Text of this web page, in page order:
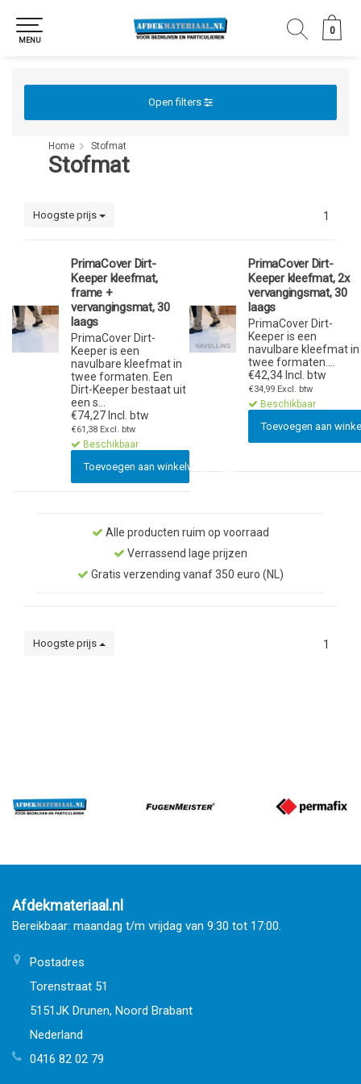
0
0
MENU
Open filters
Home Stofmat
Stofmat
Hoogste prijs 1
PrimaCover Dirt-
Keeper kleefmat,
frame +
vervangingsmat, 30
laags
PrimaCover Dirt-
Keeper is een
navulbare kleefmat in
twee formaten. Een
Dirt-Keeper bestaat uit
een s...
€74,27 Incl. btw
€61,38 Excl. btw
Beschikbaar
Toevoegen aan winkelwagen
PrimaCover Dirt-
Keeper kleefmat, 2x
vervangingsmat, 30
laags
PrimaCover Dirt-
Keeper is een
navulbare kleefmat in
twee formaten....
€42,34 Incl. btw
€34,99 Excl. btw
Beschikbaar
Toevoegen aan
Alle producten ruim op voorraad
Verrassend lage prijzen
Gratis verzending vanaf 350 euro (NL)
Hoogste prijs 1
Afdekmateriaal.nl
Bereikbaar: maandag t/m vrijdag van 9:30 tot 17:00.
Postadres
Torenstraat 51
5151JK Drunen, Noord Brabant
Nederland
0416 82 02 79